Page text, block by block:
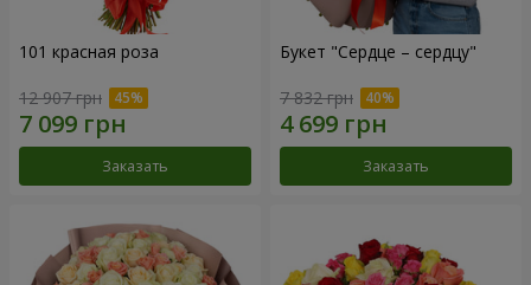
101 красная роза
12 907 грн
Заказать
Букет "Сердце – сердцу"
7 832 грн
Заказать